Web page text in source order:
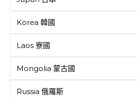
Korea 韓國
Laos 寮國
Mongolia 蒙古國
Russia 俄羅斯